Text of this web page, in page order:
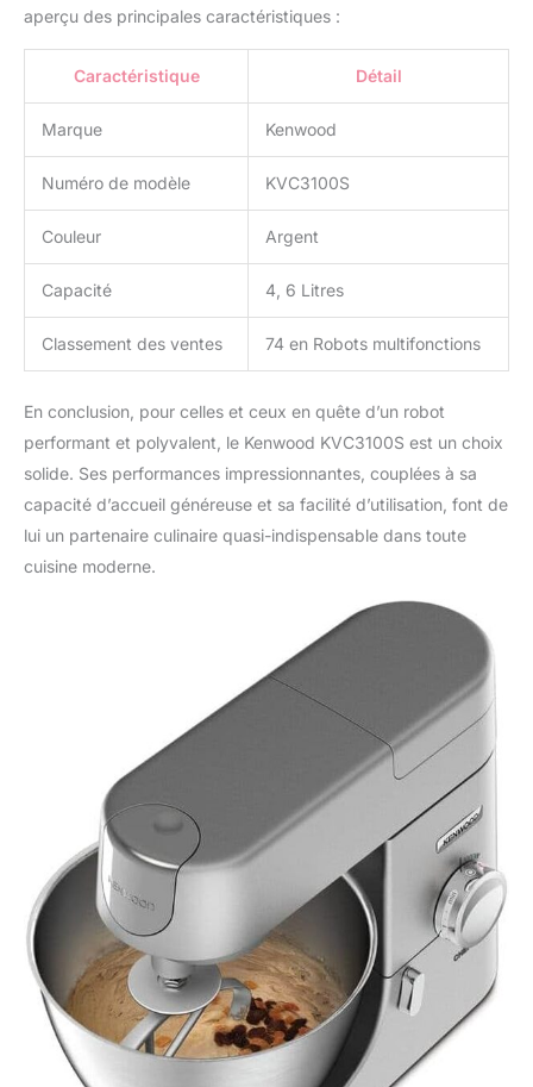
aperçu des principales caractéristiques :
Caractéristique Détail
Marque Kenwood
Numéro de modèle KVC3100S
Couleur Argent
Capacité 4, 6 Litres
Classement des ventes 74 en Robots multifonctions
En conclusion, pour celles et ceux en quête d’un robot
performant et polyvalent, le Kenwood KVC3100S est un choix
solide. Ses performances impressionnantes, couplées à sa
capacité d’accueil généreuse et sa facilité d’utilisation, font de
lui un partenaire culinaire quasi-indispensable dans toute
cuisine moderne.